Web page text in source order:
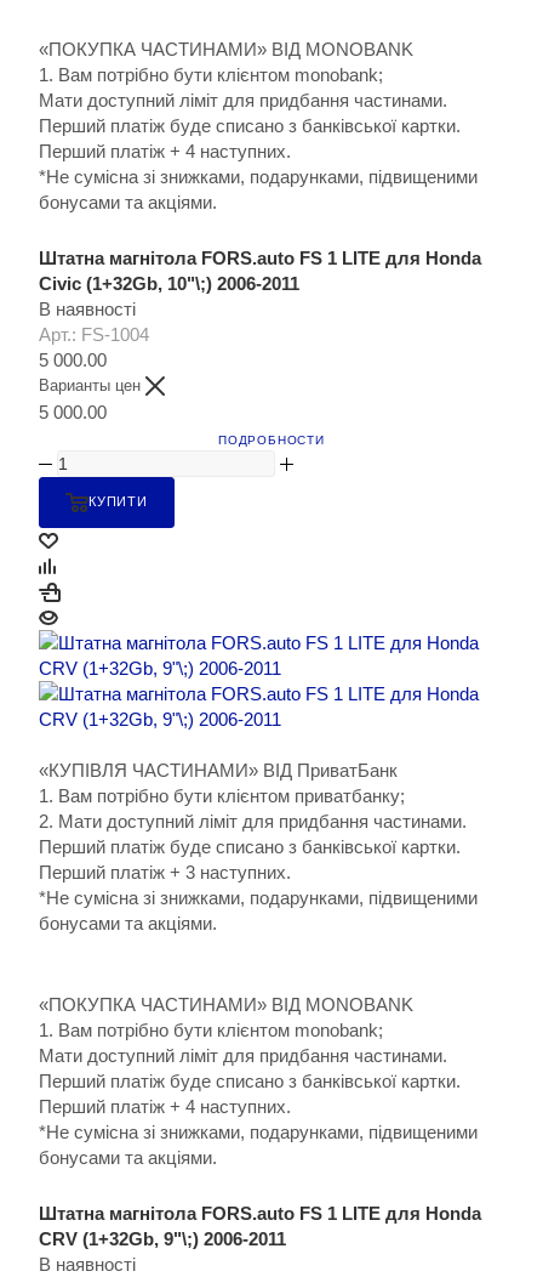
«ПОКУПКА ЧАСТИНАМИ» ВІД MONOBANK
1. Вам потрібно бути клієнтом monobank;
Мати доступний ліміт для придбання частинами.
Перший платіж буде списано з банківської картки.
Перший платіж + 4 наступних.
*Не сумісна зі знижками, подарунками, підвищеними
бонусами та акціями.
Штатна магнітола FORS.auto FS 1 LITE для Honda
Civic (1+32Gb, 10"\;) 2006-2011
В наявності
Арт.: FS-1004
5 000.00
Варианты цен
5 000.00
ПОДРОБНОСТИ
КУПИТИ
«КУПІВЛЯ ЧАСТИНАМИ» ВІД ПриватБанк
1. Вам потрібно бути клієнтом приватбанку;
2. Мати доступний ліміт для придбання частинами.
Перший платіж буде списано з банківської картки.
Перший платіж + 3 наступних.
*Не сумісна зі знижками, подарунками, підвищеними
бонусами та акціями.
«ПОКУПКА ЧАСТИНАМИ» ВІД MONOBANK
1. Вам потрібно бути клієнтом monobank;
Мати доступний ліміт для придбання частинами.
Перший платіж буде списано з банківської картки.
Перший платіж + 4 наступних.
*Не сумісна зі знижками, подарунками, підвищеними
бонусами та акціями.
Штатна магнітола FORS.auto FS 1 LITE для Honda
CRV (1+32Gb, 9"\;) 2006-2011
В наявності